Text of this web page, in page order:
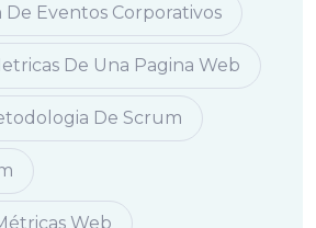
De Eventos Corporativos
De Una Pagina Web
De Scrum
Web